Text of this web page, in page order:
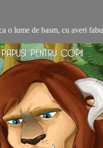
o lume de basm, cu averi